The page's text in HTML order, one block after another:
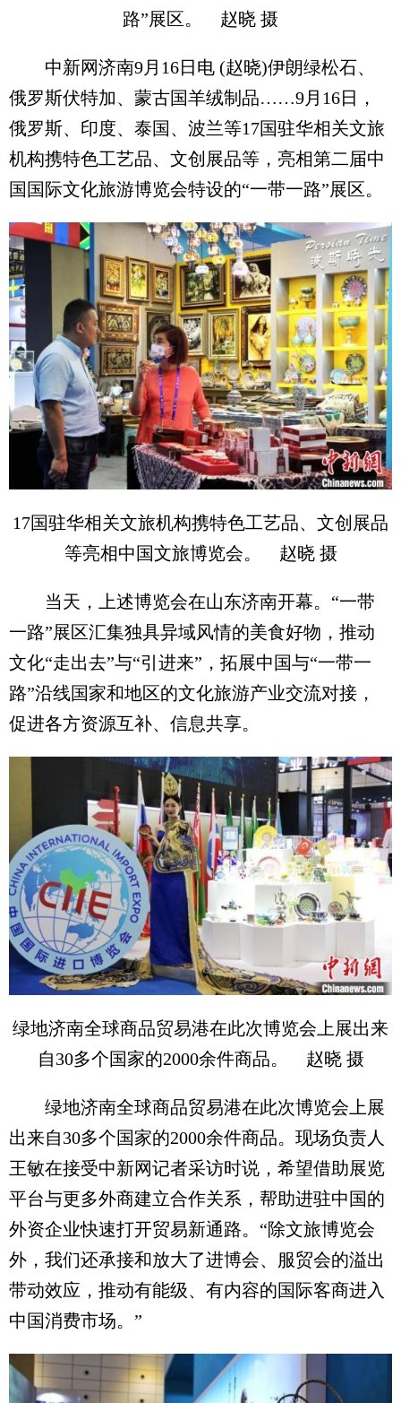
路”展区。 赵晓 摄
中新网济南9月16日电 (赵晓)伊朗绿松石、
俄罗斯伏特加、蒙古国羊绒制品……9月16日，
俄罗斯、印度、泰国、波兰等17国驻华相关文旅
机构携特色工艺品、文创展品等，亮相第二届中
国国际文化旅游博览会特设的“一带一路”展区。
17国驻华相关文旅机构携特色工艺品、文创展品
等亮相中国文旅博览会。 赵晓 摄
当天，上述博览会在山东济南开幕。“一带
一路”展区汇集独具异域风情的美食好物，推动
文化“走出去”与“引进来”，拓展中国与“一带一
路”沿线国家和地区的文化旅游产业交流对接，
促进各方资源互补、信息共享。
绿地济南全球商品贸易港在此次博览会上展出来
自30多个国家的2000余件商品。 赵晓 摄
绿地济南全球商品贸易港在此次博览会上展
出来自30多个国家的2000余件商品。现场负责人
王敏在接受中新网记者采访时说，希望借助展览
平台与更多外商建立合作关系，帮助进驻中国的
外资企业快速打开贸易新通路。“除文旅博览会
外，我们还承接和放大了进博会、服贸会的溢出
带动效应，推动有能级、有内容的国际客商进入
中国消费市场。”